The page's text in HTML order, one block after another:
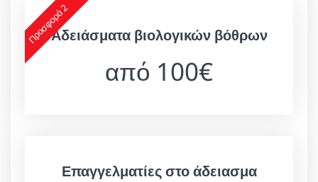
Προσφορά 2Αδειάσματα βιολογικών βόθρων
από 100€
Επαγγελματίες στο άδειασμα